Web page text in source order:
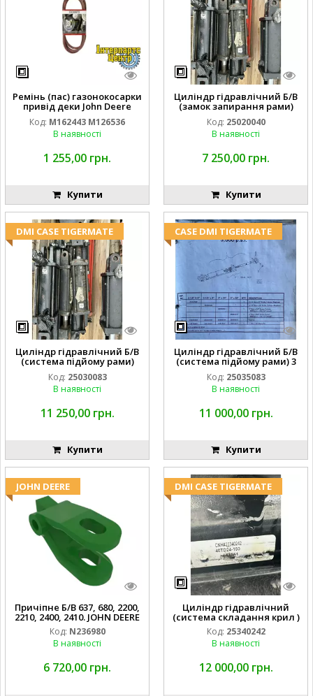
Ремінь (пас) газонокосарки
привід деки John Deere
M162443 M126536
Код: M162443 M126536
В наявності
1 255,00 грн.
Купити
Циліндр гідравлічний Б/В
(замок запирання рами)
2''X4'' 25320040
Код: 25020040
В наявності
7 250,00 грн.
Купити
DMI CASE TIGERMATE
Циліндр гідравлічний Б/В
(система підйому рами)
3X8 87423768
Код: 25030083
В наявності
11 250,00 грн.
Купити
CASE DMI TIGERMATE
Циліндр гідравлічний Б/В
(система підйому рами) 3
1/2 84255910
Код: 25035083
В наявності
11 000,00 грн.
Купити
JOHN DEERE
Причіпне Б/В 637, 680, 2200,
2210, 2400, 2410. JOHN DEERE
Код: N236980
В наявності
6 720,00 грн.
DMI CASE TIGERMATE
Циліндр гідравлічний
(система складання крил )
Код: 25340242
В наявності
12 000,00 грн.